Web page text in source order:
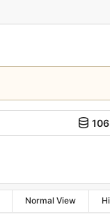
Normal View